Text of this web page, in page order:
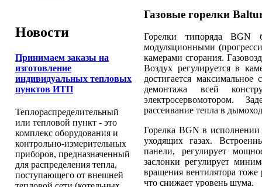
Новости
Принимаем заказы на
изготовление
индивидуальных тепловых
пунктов ИТП
Теплораспределительный
или тепловой пункт - это
комплекс оборудования и
контрольно-измерительных
приборов, предназначенный
для распределения тепла,
поступающего от внешней
Газовые горелки
Горелки типоряда BGN
модуляционными
камерами сгорания.
Воздух регулируется в
достигается
демонтажа всей
электросервомотором.
рассеивание тепла в
Горелка BGN в
уходящих газах.
панели, регулирует
заслонки регулирует
вращения вентилятора
что снижает уровень шума.